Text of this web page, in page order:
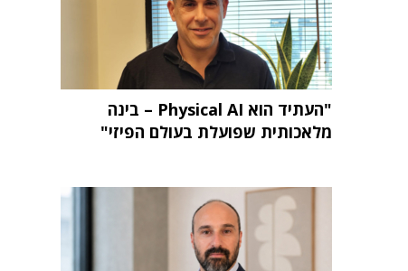
"העתיד הוא Physical AI – בינה
מלאכותית שפועלת בעולם הפיזי"